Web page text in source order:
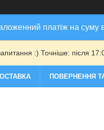
платіж на суму
:) Точніше: після
ПОВЕРНЕННЯ